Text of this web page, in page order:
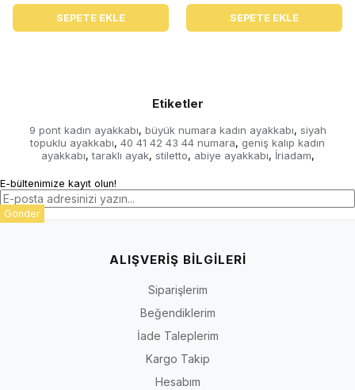
SEPETE EKLE SEPETE EKLE
Etiketler
9 pont kadın ayakkabı, büyük numara kadın ayakkabı, siyah
topuklu ayakkabı, 40 41 42 43 44 numara, geniş kalıp kadın
ayakkabı, taraklı ayak, stiletto, abiye ayakkabı, İriadam,
E-bültenimize kayıt olun!
Gönder
ALIŞVERİŞ BİLGİLERİ
Siparişlerim
Beğendiklerim
İade Taleplerim
Kargo Takip
Hesabım